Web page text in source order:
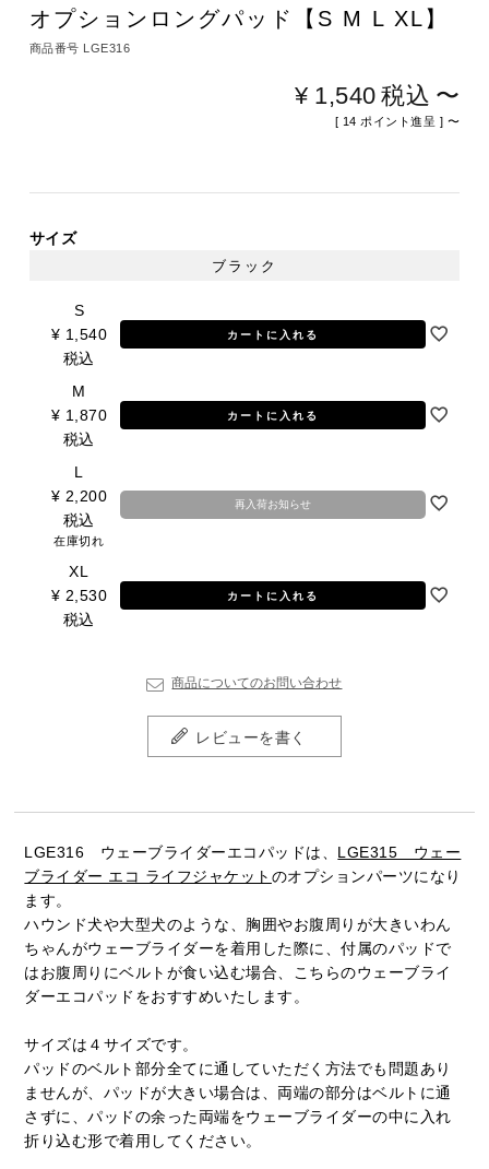
オプションロングパッド【S M L XL】
商品番号 LGE316
¥ 1,540 税込 〜
[ 14 ポイント進呈 ] 〜
サイズ
ブラック
S
¥ 1,540
税込
カートに入れる
M
¥ 1,870
税込
カートに入れる
L
¥ 2,200
税込
在庫切れ
再入荷お知らせ
XL
¥ 2,530
税込
カートに入れる
商品についてのお問い合わせ
レビューを書く
LGE316 ウェーブライダーエコパッドは、 LGE315 ウェー
ブライダー エコ ライフジャケット のオプションパーツになり
ます。
ハウンド犬や大型犬のような、胸囲やお腹周りが大きいわん
ちゃんがウェーブライダーを着用した際に、付属のパッドで
はお腹周りにベルトが食い込む場合、こちらのウェーブライ
ダーエコパッドをおすすめいたします。
サイズは４サイズです。
パッドのベルト部分全てに通していただく方法でも問題あり
ませんが、パッドが大きい場合は、両端の部分はベルトに通
さずに、パッドの余った両端をウェーブライダーの中に入れ
折り込む形で着用してください。